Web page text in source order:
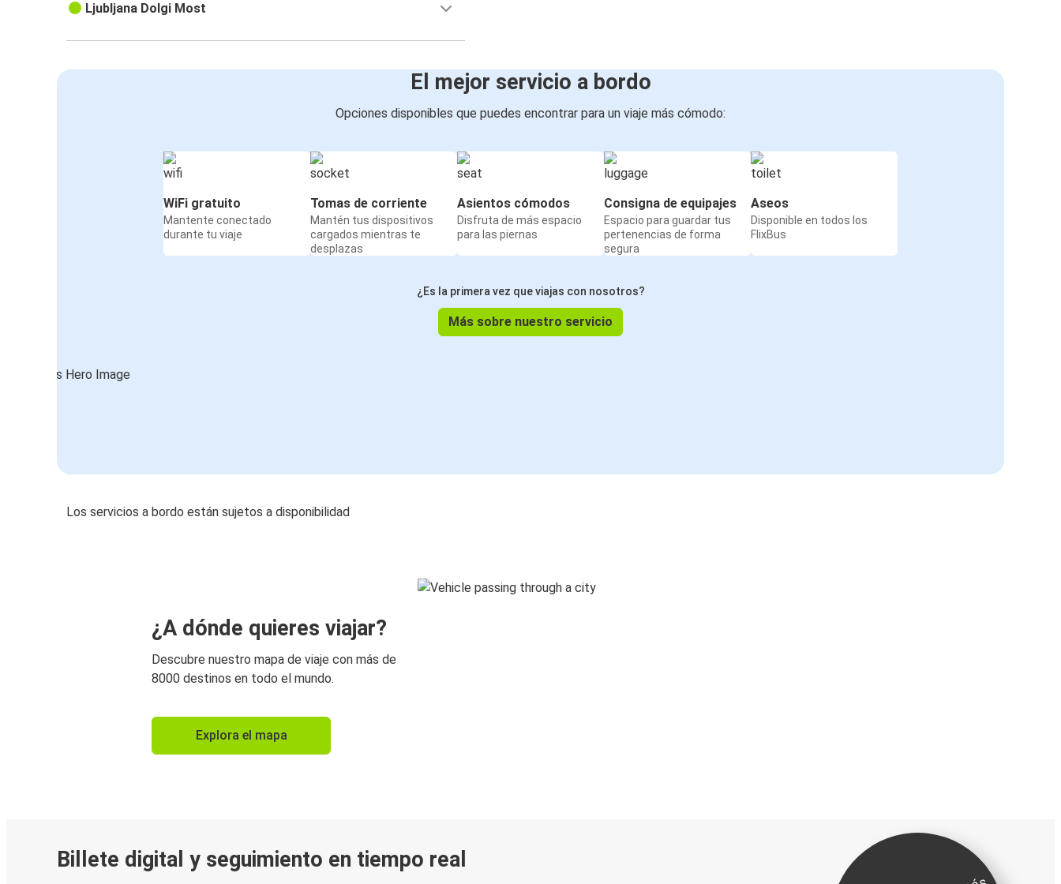
Ljubljana Dolgi Most
El mejor servicio a bordo
Opciones disponibles que puedes encontrar para un viaje más cómodo:
WiFi gratuito
Mantente conectado
durante tu viaje
Tomas de corriente
Mantén tus dispositivos
cargados mientras te
desplazas
Asientos cómodos
Disfruta de más espacio
para las piernas
Consigna de equipajes
Espacio para guardar tus
pertenencias de forma
segura
Aseos
Disponible en todos los
FlixBus
¿Es la primera vez que viajas con nosotros?
Más sobre nuestro servicio
Los servicios a bordo están sujetos a disponibilidad
¿A dónde quieres viajar?
Descubre nuestro mapa de viaje con más de
8000 destinos en todo el mundo.
Explora el mapa
Billete digital y seguimiento en tiempo real